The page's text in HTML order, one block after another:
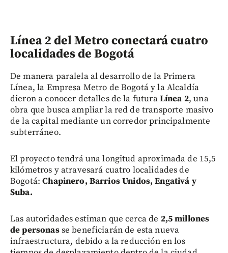
Línea 2 del Metro conectará cuatro
localidades de Bogotá
De manera paralela al desarrollo de la Primera
Línea, la Empresa Metro de Bogotá y la Alcaldía
dieron a conocer detalles de la futuraLínea 2, una
obra que busca ampliar la red de transporte masivo
de la capital mediante un corredor principalmente
subterráneo.
El proyecto tendrá una longitud aproximada de 15,5
kilómetros y atravesará cuatro localidades de
Bogotá:Chapinero, Barrios Unidos, Engativá y
Suba.
Las autoridades estiman que cerca de 2,5 millones
de personasse beneficiarán de esta nueva
infraestructura, debido a la reducción en los